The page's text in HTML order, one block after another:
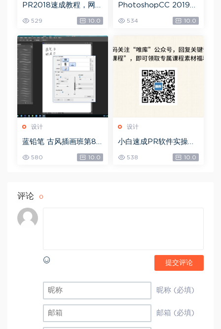
PR2018速成教程，网盘
529 10.0
PhotoshopCC 2019
大师课，网盘下载(5.71
G)
534 10.0
设计
蓝铅笔 古风插画班第8
期，网盘下载(10.90G)
580 10.0
设计
小白速成PR软件实操：
20节短视频赚钱课，教
你月入过万（完结），
538 10.0
评论 0
提交评论
昵称 (必填)
邮箱 (必填)